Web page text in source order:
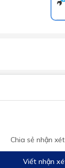
Chia sẻ nhận
Viết nhận